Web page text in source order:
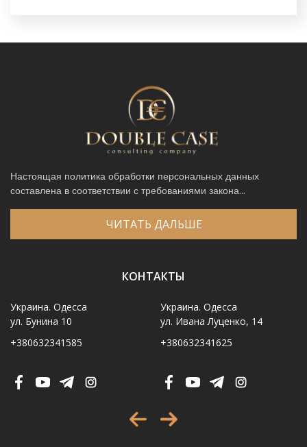
Настоящая политика обработки персональных данных
составлена в соответствии с требованиями закона...
ЧИТАТЬ ДАЛЬШЕ
КОНТАКТЫ
Украина. Одесса
ул. Бунина 10
+380632341585
Украина. Одесса
ул. Ивана Луценко, 14
+380632341625